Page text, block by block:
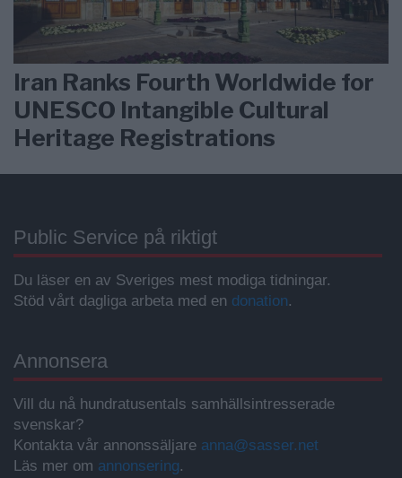
Iran Ranks Fourth Worldwide for
UNESCO Intangible Cultural
Heritage Registrations
Public Service på riktigt
Du läser en av Sveriges mest modiga tidningar.
Stöd vårt dagliga arbeta med en donation.
Annonsera
Vill du nå hundratusentals samhällsintresserade
svenskar?
Kontakta vår annonssäljare anna@sasser.net
Läs mer om annonsering.